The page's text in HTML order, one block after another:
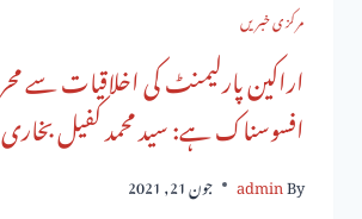
مرکزی خبریں
اراکین پارلیمنٹ کی اخلاقیات سے
افسوسناک ہے: سید محمد کفیل بخاری
By
admin جون 21, 2021